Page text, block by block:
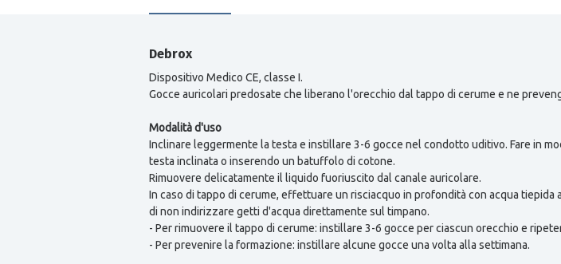
Debrox
Dispositivo Medico CE, classe I.
Gocce auricolari predosate che liberano l'orecchio dal tappo di cerume e ne
Modalità d'uso
Inclinare leggermente la testa e instillare 3-6 gocce nel condotto uditivo. Fare in
testa inclinata o inserendo un batuffolo di cotone.
Rimuovere delicatamente il liquido fuoriuscito dal canale auricolare.
In caso di tappo di cerume, effettuare un risciacquo in profondità con acqua
di non indirizzare getti d'acqua direttamente sul timpano.
- Per rimuovere il tappo di cerume: instillare 3-6 gocce per ciascun orecchio e
- Per prevenire la formazione: instillare alcune gocce una volta alla settimana.